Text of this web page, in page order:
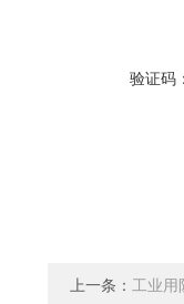
验证码
上一条： 工业